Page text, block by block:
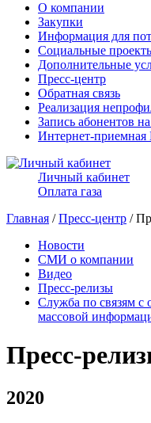
О компании
Закупки
Информация для
Социальные
Дополнительные
Пресс-центр
Обратная связь
Реализация
Запись абонентов
Интернет-приемная
Личный кабинет
Оплата газа
Главная /Пресс-центр /
Новости
СМИ о компании
Видео
Пресс-релизы
Служба по связям с
массовой
Пресс-
2020